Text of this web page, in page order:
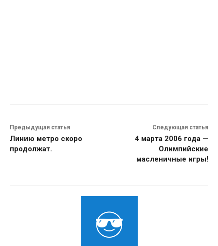
Предыдущая статья
Линию метро скоро
продолжат.
Следующая статья
4 марта 2006 года —
Олимпийские
масленичные игры!